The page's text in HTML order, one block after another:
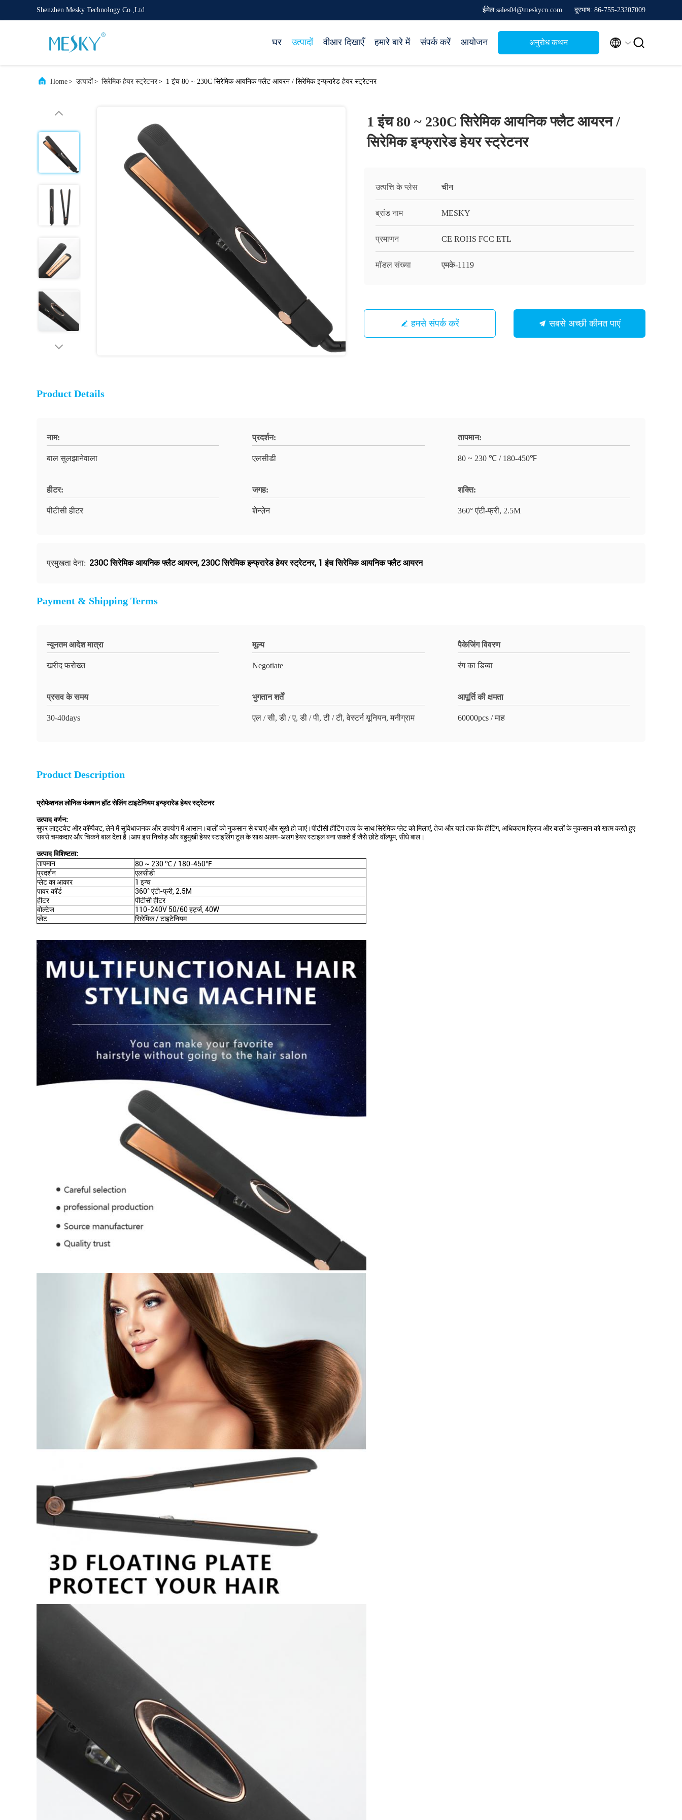
Shenzhen Mesky Technology Co.,Ltd ईमेल sales04@meskycn.com दूरभाष: 86-755-23207009
घर उत्पादों वीआर दिखाएँ हमारे बारे में संपर्क करें आयोजन अनुरोध कथन  
Home> उत्पादों> सिरेमिक हेयर स्ट्रेटनर> 1 इंच 80 ~ 230C सिरेमिक आयनिक फ्लैट आयरन / सिरेमिक इन्फ्रारेड हेयर स्ट्रेटनर
1 इंच 80 ~ 230C सिरेमिक आयनिक फ्लैट आयरन /
सिरेमिक इन्फ्रारेड हेयर स्ट्रेटनर
उत्पत्ति के प्लेस चीन
ब्रांड नाम MESKY
प्रमाणन CE ROHS FCC ETL
मॉडल संख्या एमके-1119
हमसे संपर्क करें सबसे अच्छी कीमत पाएं
Product Details
नाम:
बाल सुलझानेवाला
प्रदर्शन:
एलसीडी
तापमान:
80 ~ 230 ℃ / 180-450℉
हीटर:
पीटीसी हीटर
जगह:
शेन्ज़ेन
शक्ति:
360° एंटी-फ्री, 2.5M
प्रमुखता देना: 230C सिरेमिक आयनिक फ्लैट आयरन, 230C सिरेमिक इन्फ्रारेड हेयर स्ट्रेटनर, 1 इंच सिरेमिक आयनिक फ्लैट आयरन
Payment & Shipping Terms
न्यूनतम आदेश मात्रा
खरीद फरोख्त
मूल्य
Negotiate
पैकेजिंग विवरण
रंग का डिब्बा
प्रसव के समय
30-40days
भुगतान शर्तें
एल / सी, डी / ए, डी / पी, टी / टी, वेस्टर्न यूनियन, मनीग्राम
आपूर्ति की क्षमता
60000pcs / माह
Product Description
प्रोफेशनल लोनिक फंक्शन हॉट सेलिंग टाइटेनियम इन्फ्रारेड हेयर स्ट्रेटनर
उत्पाद वर्णन:
सुपर लाइटवेट और कॉम्पैक्ट, लेने में सुविधाजनक और उपयोग में आसान।बालों को नुकसान से बचाएं और सूखे हो जाएं।पीटीसी हीटिंग तत्व के साथ सिरेमिक प्लेट को मिलाएं, तेज और यहां तक ​​कि हीटिंग, अधिकतम फ्रिज और बालों के नुकसान को खत्म करते हुए
सबसे चमकदार और चिकने बाल देता है।आप इस निचोड़ और बहुमुखी हेयर स्टाइलिंग टूल के साथ अलग-अलग हेयर स्टाइल बना सकते हैं जैसे छोटे वॉल्यूम, सीधे बाल।
उत्पाद विशिष्टता:
तापमान
80 ~ 230 ℃ / 180-450℉
प्रदर्शन
एलसीडी
प्लेट का आकार
1 इन्च
पावर कॉर्ड
360° एंटी-फ्री, 2.5M
हीटर
पीटीसी हीटर
वोल्टेज
110-240V 50/60 हर्ट्ज, 40W
प्लेट
सिरेमिक / टाइटेनियम